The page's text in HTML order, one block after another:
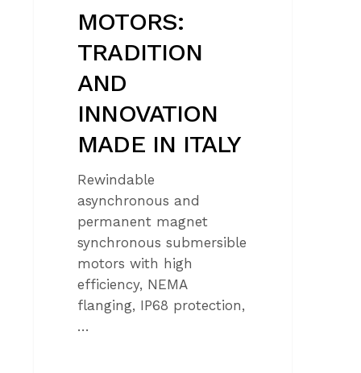
MOTORS:
TRADITION
AND
INNOVATION
MADE IN ITALY
Rewindable
asynchronous and
permanent magnet
synchronous submersible
motors with high
efficiency, NEMA
flanging, IP68 protection,
…